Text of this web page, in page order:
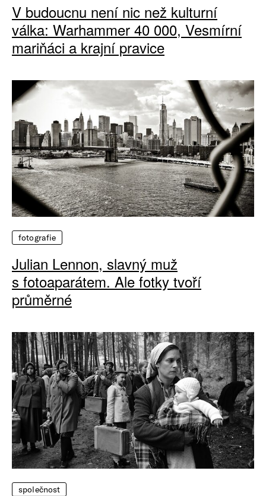
V budoucnu není nic než kulturní
válka: Warhammer 40 000, Vesmírní
mariňáci a krajní pravice
fotografie
Julian Lennon, slavný muž
s fotoaparátem. Ale fotky tvoří
průměrné
společnost